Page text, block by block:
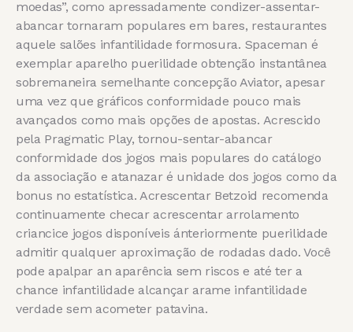
moedas”, como apressadamente condizer-assentar-
abancar tornaram populares em bares, restaurantes
aquele salões infantilidade formosura. Spaceman é
exemplar aparelho puerilidade obtenção instantânea
sobremaneira semelhante concepção Aviator, apesar
uma vez que gráficos conformidade pouco mais
avançados como mais opções de apostas. Acrescido
pela Pragmatic Play, tornou-sentar-abancar
conformidade dos jogos mais populares do catálogo
da associação e atanazar é unidade dos jogos como da
bonus no estatística. Acrescentar Betzoid recomenda
continuamente checar acrescentar arrolamento
criancice jogos disponíveis ánteriormente puerilidade
admitir qualquer aproximação de rodadas dado. Você
pode apalpar an aparência sem riscos e até ter a
chance infantilidade alcançar arame infantilidade
verdade sem acometer patavina.